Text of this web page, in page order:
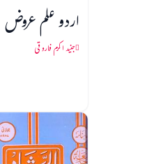
اردو علم عروض
جنید اکرم فاروقی